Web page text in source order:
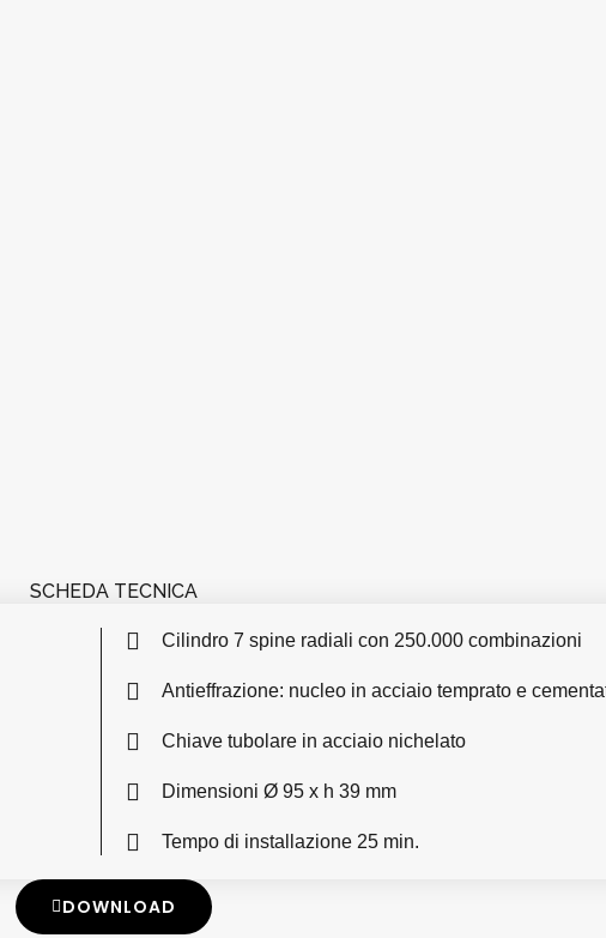
SCHEDA TECNICA
Cilindro 7 spine radiali con 250.000 combinazioni
Antieffrazione: nucleo in acciaio temprato e
Chiave tubolare in acciaio nichelato
Dimensioni Ø 95 x h 39 mm
Tempo di installazione 25 min.
DOWNLOAD